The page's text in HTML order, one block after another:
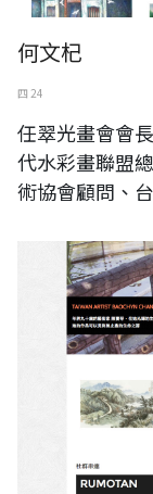
何文杞
四 24
任翠光畫會會
代水彩畫聯盟
術協會顧問、